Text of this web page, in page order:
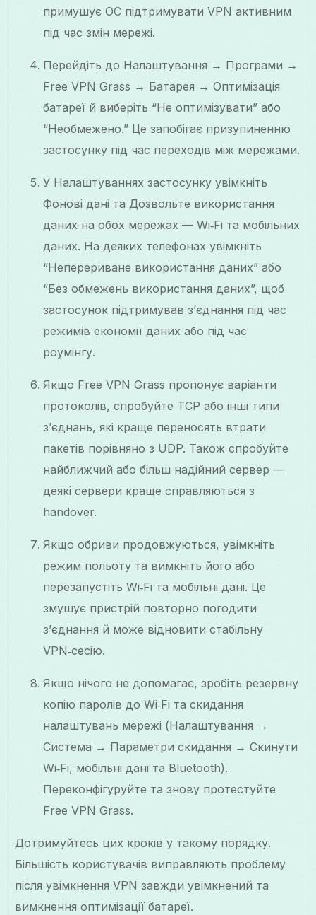
примушує ОС підтримувати VPN активним
під час змін мережі.
Перейдіть до Налаштування → Програми →
Free VPN Grass → Батарея → Оптимізація
батареї й виберіть “Не оптимізувати” або
“Необмежено.” Це запобігає призупиненню
застосунку під час переходів між мережами.
У Налаштуваннях застосунку увімкніть
Фонові дані та Дозвольте використання
даних на обох мережах — Wi‑Fi та мобільних
даних. На деяких телефонах увімкніть
“Неперериване використання даних” або
“Без обмежень використання даних”, щоб
застосунок підтримував з’єднання під час
режимів економії даних або під час
роумінгу.
Якщо Free VPN Grass пропонує варіанти
протоколів, спробуйте TCP або інші типи
з’єднань, які краще переносять втрати
пакетів порівняно з UDP. Також спробуйте
найближчий або більш надійний сервер —
деякі сервери краще справляються з
handover.
Якщо обриви продовжуються, увімкніть
режим польоту та вимкніть його або
перезапустіть Wi‑Fi та мобільні дані. Це
змушує пристрій повторно погодити
з’єднання й може відновити стабільну
VPN‑сесію.
Якщо нічого не допомагає, зробіть резервну
копію паролів до Wi‑Fi та скидання
налаштувань мережі (Налаштування →
Система → Параметри скидання → Скинути
Wi‑Fi, мобільні дані та Bluetooth).
Переконфігуруйте та знову протестуйте
Free VPN Grass.
Дотримуйтесь цих кроків у такому порядку.
Більшість користувачів виправляють проблему
після увімкнення VPN завжди увімкнений та
вимкнення оптимізації батареї.